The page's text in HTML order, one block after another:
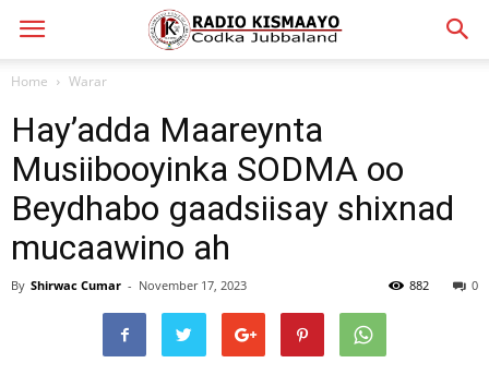
Home Warar
Hay’adda Maareynta
Musiibooyinka SODMA oo
Beydhabo gaadsiisay shixnad
mucaawino ah
By Shirwac Cumar - November 17, 2023 0
882